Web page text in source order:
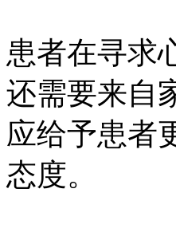
患者在寻求
还需要来自
应给予患者
态度。